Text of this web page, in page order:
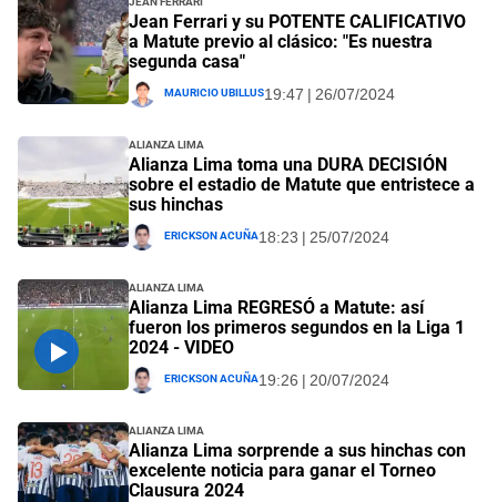
Jean Ferrari y su POTENTE CALIFICATIVO
a Matute previo al clásico: "Es nuestra
segunda casa"
Mauricio Ubillus19:47 | 26/07/2024
Alianza Lima
Alianza Lima toma una DURA DECISIÓN
sobre el estadio de Matute que entristece a
sus hinchas
Erickson Acuña18:23 | 25/07/2024
Alianza Lima
Alianza Lima REGRESÓ a Matute: así
fueron los primeros segundos en la Liga 1
2024 - VIDEO
Erickson Acuña19:26 | 20/07/2024
Alianza Lima
Alianza Lima sorprende a sus hinchas con
excelente noticia para ganar el Torneo
Clausura 2024